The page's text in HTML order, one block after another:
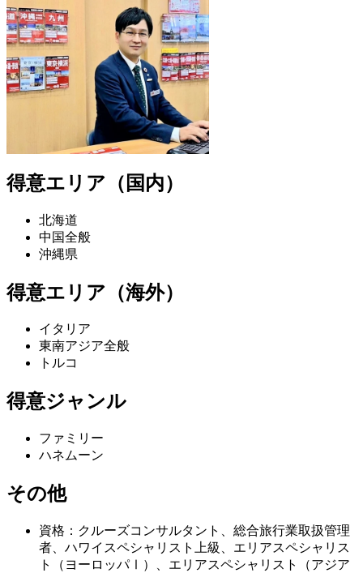
得意エリア（国内）
北海道
中国全般
沖縄県
得意エリア（海外）
イタリア
東南アジア全般
トルコ
得意ジャンル
ファミリー
ハネムーン
その他
資格：クルーズコンサルタント、総合旅行業取扱管理
者、ハワイスペシャリスト上級、エリアスペシャリス
ト（ヨーロッパⅠ）、エリアスペシャリスト（アジア